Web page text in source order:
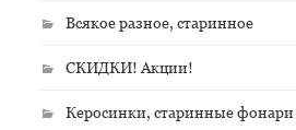
Всякое разное, старинное
СКИДКИ! Акции!
Керосинки, старинные фонари